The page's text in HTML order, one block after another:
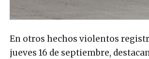
En otros hechos violentos
jueves 16 de septiembre,